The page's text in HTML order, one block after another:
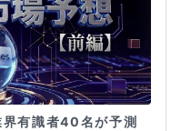
有識者40名が予測